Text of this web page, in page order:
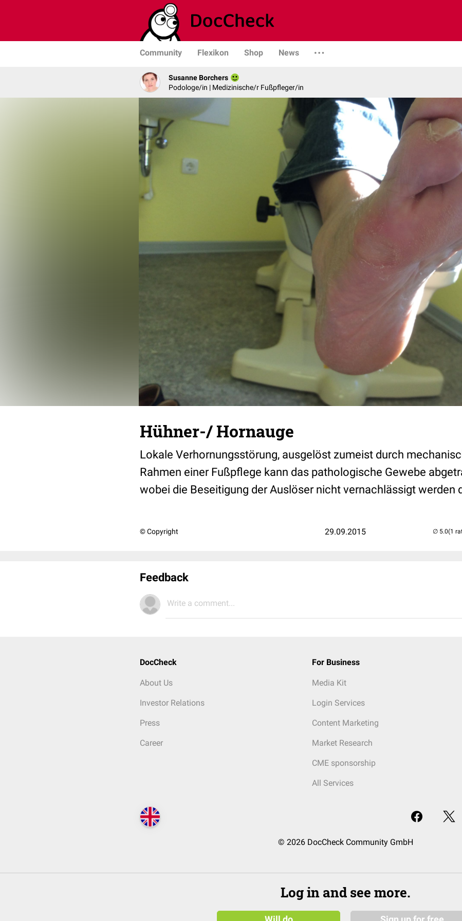
Community Flexikon Shop News
Susanne Borchers
Podologe/in | Medizinische/r Fußpfleger/in
Hühner-/ Hornauge
Lokale Verhornungsstörung, ausgelöst zumeist durch
Rahmen einer Fußpflege kann das pathologische Gewebe
wobei die Beseitigung der Auslöser nicht vernachlässigt werden
© Copyright 29.09.2015 (1
Feedback
Write a comment...
DocCheck
About Us
Investor Relations
Press
Career
For Business
Media Kit
Login Services
Content Marketing
Market Research
CME sponsorship
All Services
© 2026 DocCheck Community GmbH
Log in and see more.